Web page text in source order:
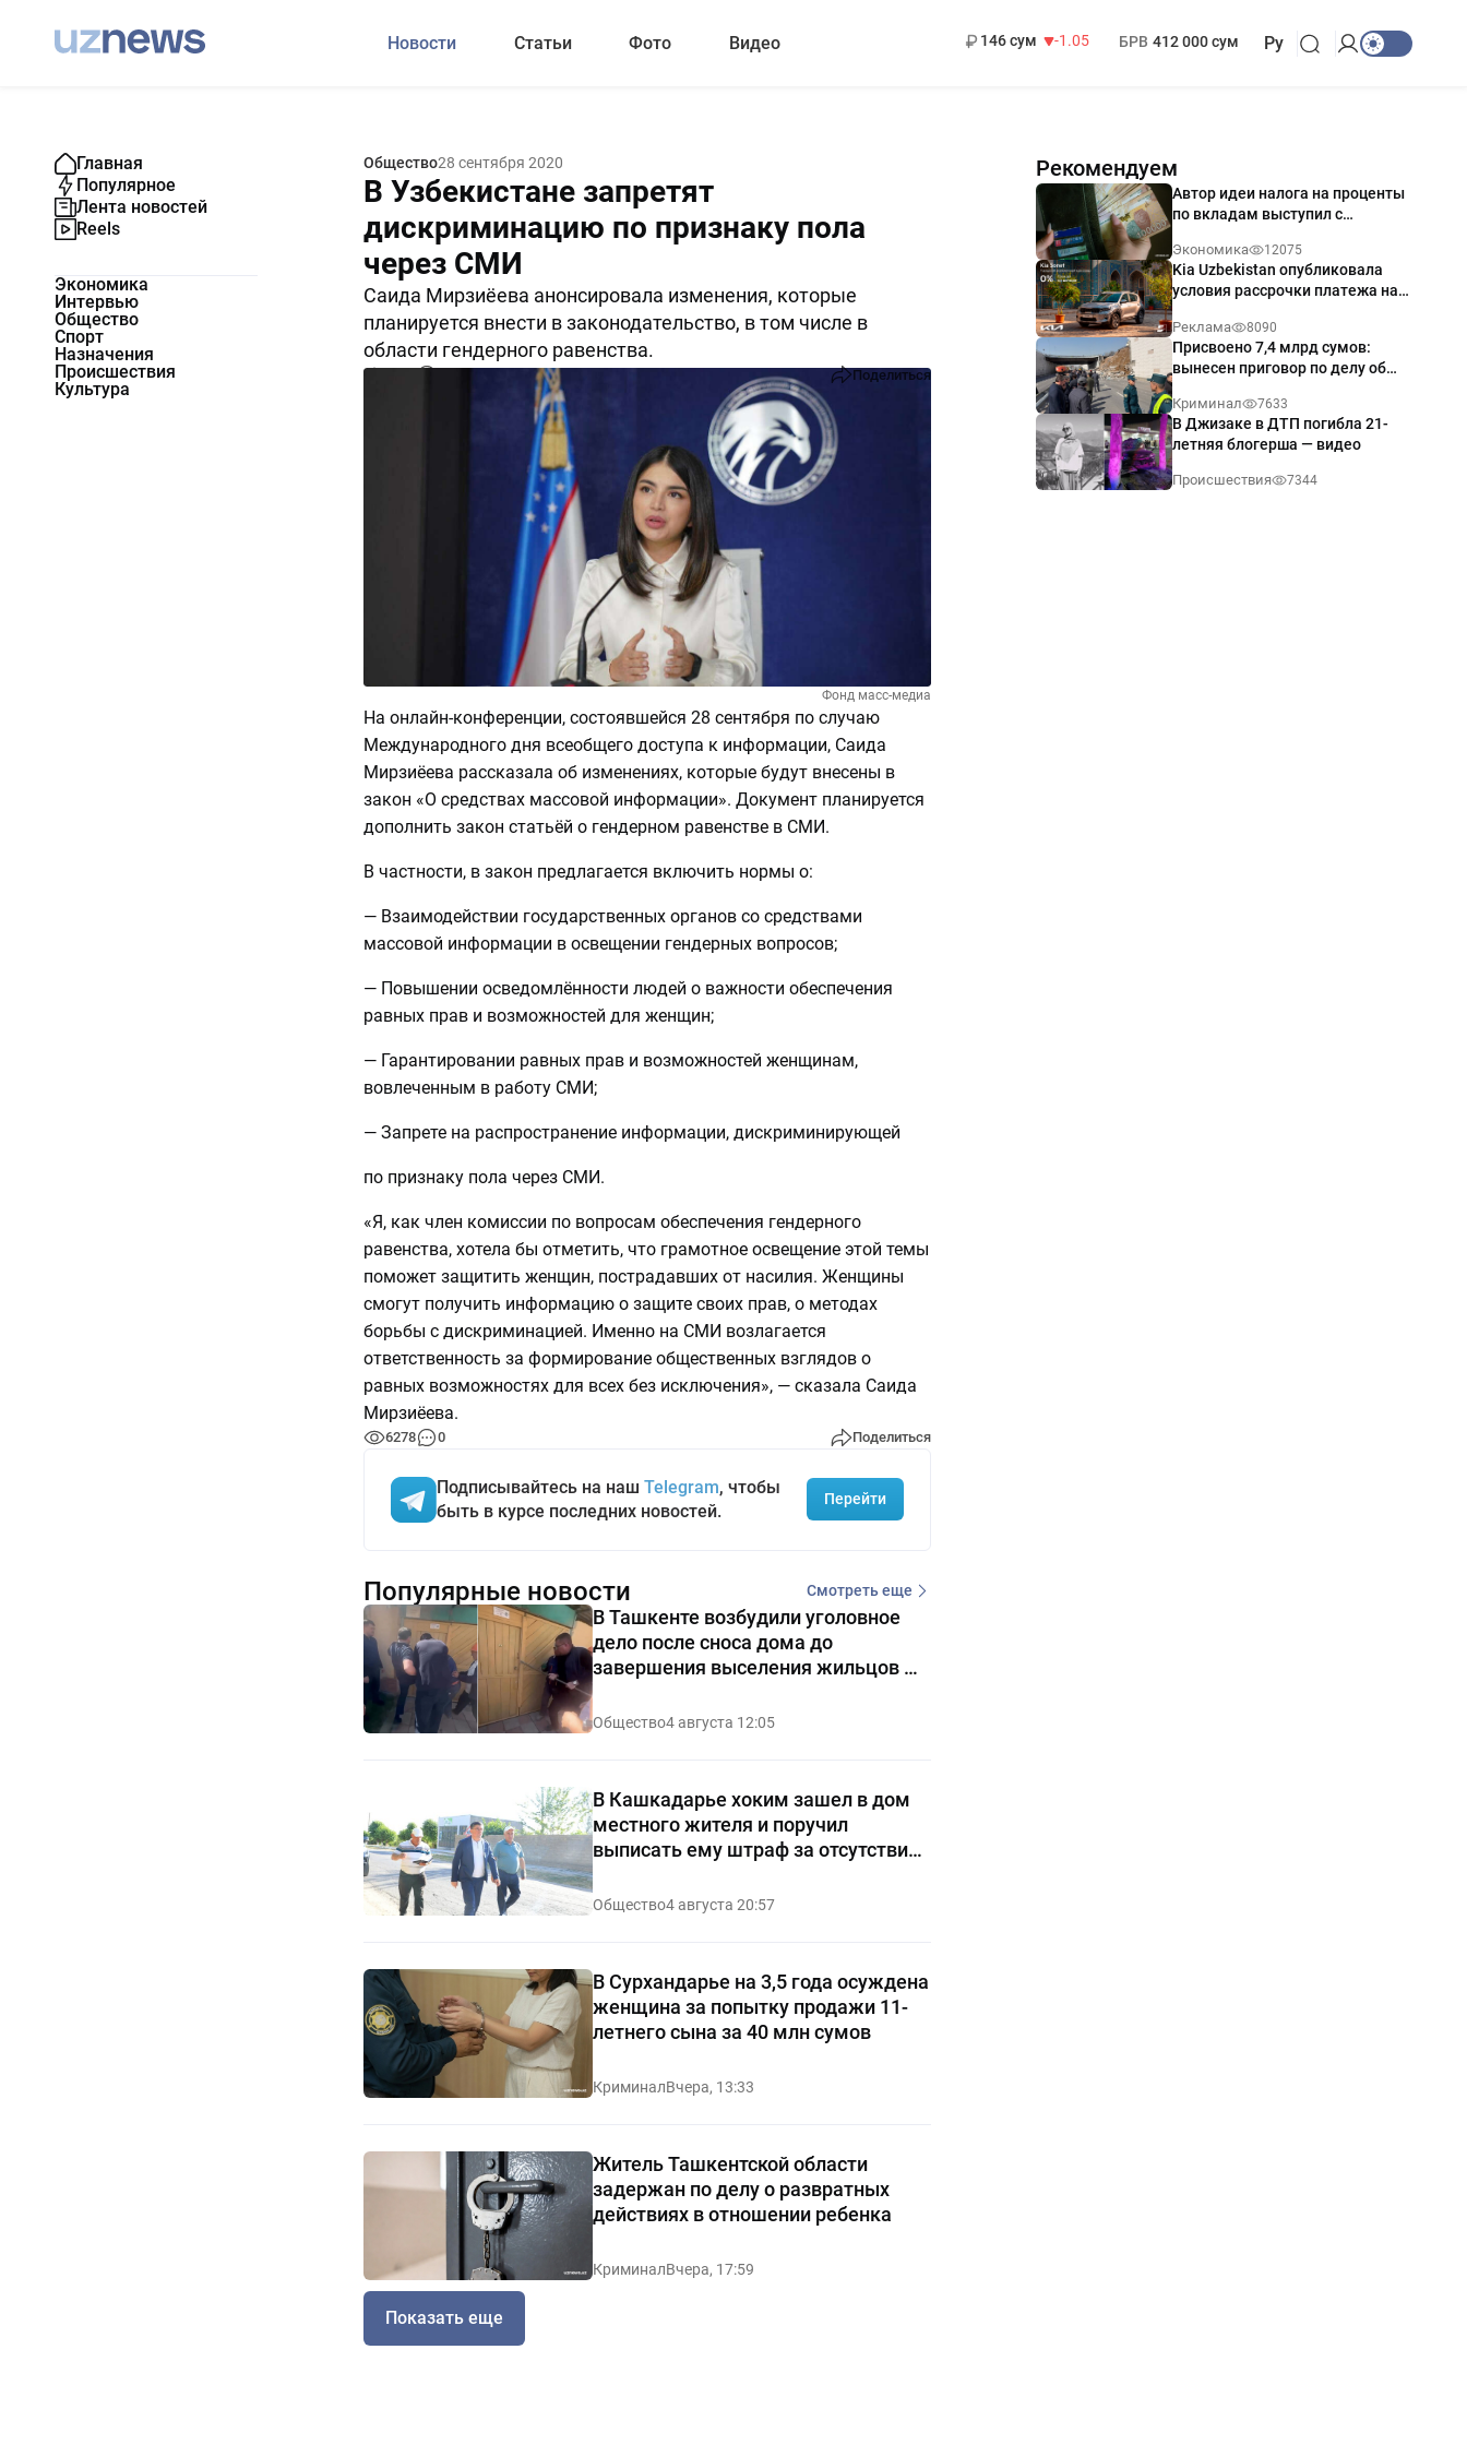
Новости Статьи Фото Видео
146 сум
-1.05
БРВ 412 000 сум Ру
Главная
Популярное
Лента новостей
Reels
Экономика
Интервью
Общество
Спорт
Назначения
Происшествия
Культура
Общество28 сентября 2020
В Узбекистане запретят
дискриминацию по признаку пола
через СМИ
Саида Мирзиёева анонсировала изменения, которые
планируется внести в законодательство, в том числе в
области гендерного равенства.
Поделиться
Фонд масс-медиа
На онлайн-конференции, состоявшейся 28 сентября по случаю
Международного дня всеобщего доступа к информации, Саида
Мирзиёева рассказала об изменениях, которые будут внесены в
закон «О средствах массовой информации». Документ планируется
дополнить закон статьёй о гендерном равенстве в СМИ.
В частности, в закон предлагается включить нормы о:
— Взаимодействии государственных органов со средствами
массовой информации в освещении гендерных вопросов;
— Повышении осведомлённости людей о важности обеспечения
равных прав и возможностей для женщин;
— Гарантировании равных прав и возможностей женщинам,
вовлеченным в работу СМИ;
— Запрете на распространение информации, дискриминирующей
по признаку пола через СМИ.
«Я, как член комиссии по вопросам обеспечения гендерного
равенства, хотела бы отметить, что грамотное освещение этой темы
поможет защитить женщин, пострадавших от насилия. Женщины
смогут получить информацию о защите своих прав, о методах
борьбы с дискриминацией. Именно на СМИ возлагается
ответственность за формирование общественных взглядов о
равных возможностях для всех без исключения», — сказала Саида
Мирзиёева.
6278 0 Поделиться
Подписывайтесь на наш Telegram, чтобы
быть в курсе последних новостей.
Перейти
Рекомендуем
Автор идеи налога на проценты
по вкладам выступил с
Экономика 12075
Kia Uzbekistan опубликовала
условия рассрочки платежа на
годовых
Реклама 8090
Присвоено 7,4 млрд сумов:
вынесен приговор по делу об
Ташкенте
Криминал 7633
В Джизаке в ДТП погибла 21-
летняя блогерша — видео
Происшествия 7344
Популярные новости Смотреть еще
В Ташкенте возбудили уголовное
дело после сноса дома до
завершения выселения жильцов —
видео
Общество4 августа 12:05
В Кашкадарье хоким зашел в дом
местного жителя и поручил
выписать ему штраф за отсутствие
чистоты — видео
Общество4 августа 20:57
В Сурхандарье на 3,5 года осуждена
женщина за попытку продажи 11-
летнего сына за 40 млн сумов
КриминалВчера, 13:33
Житель Ташкентской области
задержан по делу о развратных
действиях в отношении ребенка
КриминалВчера, 17:59
Показать еще